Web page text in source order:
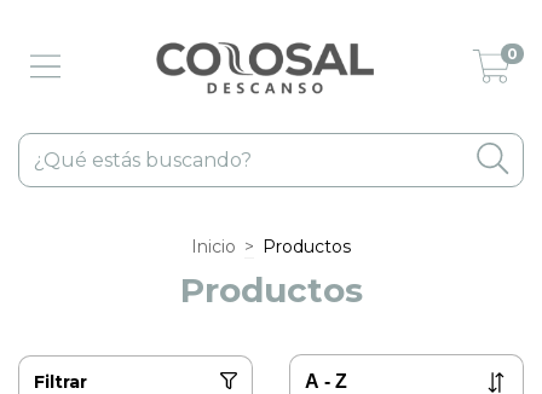
0
Inicio > Productos
Productos
Filtrar